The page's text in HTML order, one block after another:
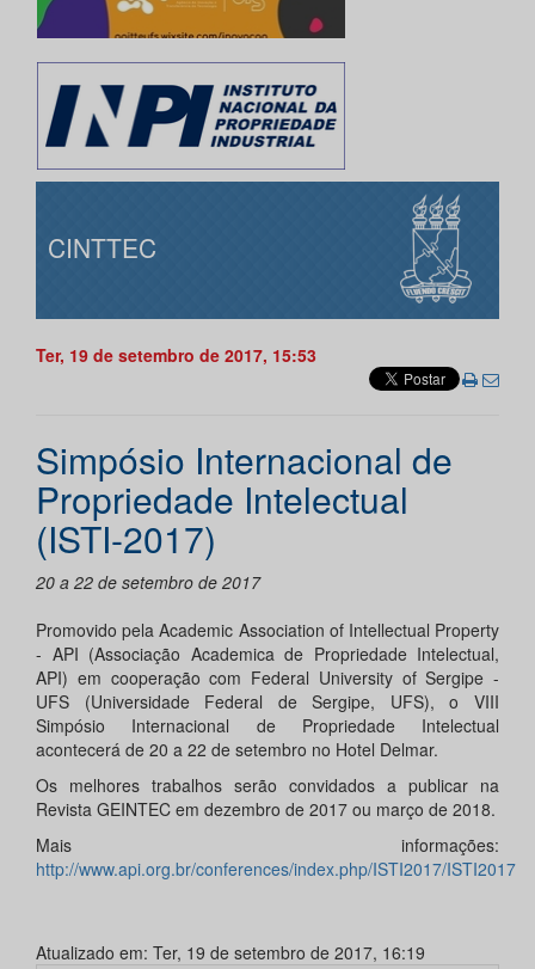
CINTTEC
Ter, 19 de setembro de 2017, 15:53
Simpósio Internacional de
Propriedade Intelectual
(ISTI-2017)
20 a 22 de setembro de 2017
Promovido pela Academic Association of Intellectual Property
- API (Associação Academica de Propriedade Intelectual,
API) em cooperação com Federal University of Sergipe -
UFS (Universidade Federal de Sergipe, UFS), o VIII
Simpósio Internacional de Propriedade Intelectual
acontecerá de 20 a 22 de setembro no Hotel Delmar.
Os melhores trabalhos serão convidados a publicar na
Revista GEINTEC em dezembro de 2017 ou março de 2018.
Mais informações:
http://www.api.org.br/conferences/index.php/ISTI2017/ISTI2017
Atualizado em: Ter, 19 de setembro de 2017, 16:19